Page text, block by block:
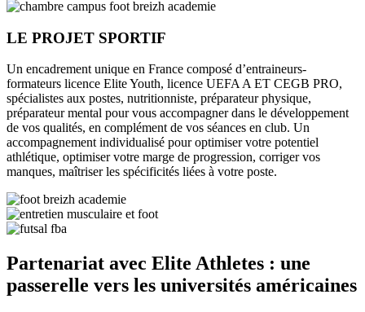
LE PROJET SPORTIF
Un encadrement unique en France composé d’entraineurs-
formateurs licence Elite Youth, licence UEFA A ET CEGB PRO,
spécialistes aux postes, nutritionniste, préparateur physique,
préparateur mental pour vous accompagner dans le développement
de vos qualités, en complément de vos séances en club. Un
accompagnement individualisé pour optimiser votre potentiel
athlétique, optimiser votre marge de progression, corriger vos
manques, maîtriser les spécificités liées à votre poste.
Partenariat avec Elite Athletes : une
passerelle vers les universités américaines